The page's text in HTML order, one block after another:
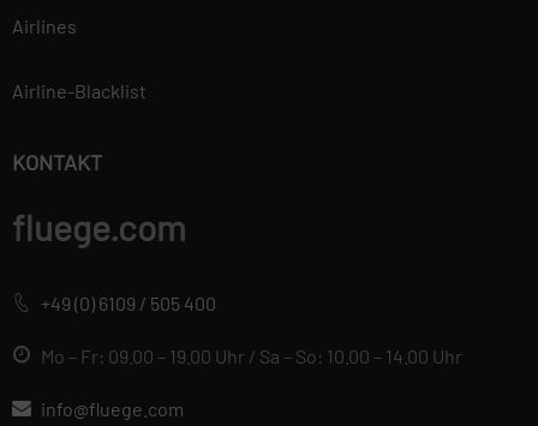
Airlines
Airline-Blacklist
KONTAKT
fluege.com
+49 (0) 6109 / 505 400
Mo – Fr: 09.00 – 19.00 Uhr / Sa – So: 10.00 – 14.00 Uhr
info@fluege.com